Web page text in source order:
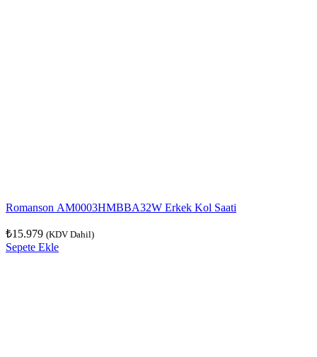
Romanson AM0003HMBBA32W Erkek Kol Saati
₺15.979 (KDV Dahil)
Sepete Ekle